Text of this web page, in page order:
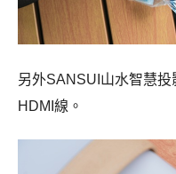
另外SANSUI山水智慧
HDMI線。